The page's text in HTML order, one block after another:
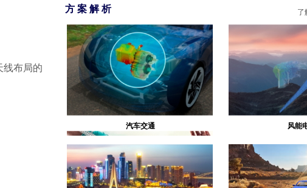
线布局的
方 案 解 析 了
汽车交通 风能